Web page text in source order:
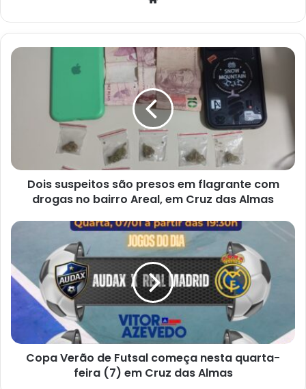
Dois
no
bairro
Areal,
Cruz
Dois suspeitos são presos em flagrante com
drogas no bairro Areal, em Cruz das Almas
Copa
Futsal
começa
nesta
quarta-
(7)
Copa Verão de Futsal começa nesta quarta-
feira (7) em Cruz das Almas